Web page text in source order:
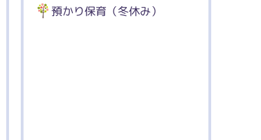
預かり保育（冬休み）